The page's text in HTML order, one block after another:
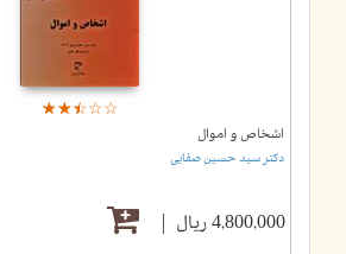
☆☆☆☆☆
★★★★★
اشخاص و اموال
دکتر سید حسین صفایی
4,800,000 ریال